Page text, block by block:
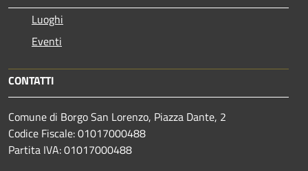
Luoghi
Eventi
CONTATTI
Comune di Borgo San Lorenzo, Piazza Dante, 2
Codice Fiscale: 01017000488
Partita IVA: 01017000488